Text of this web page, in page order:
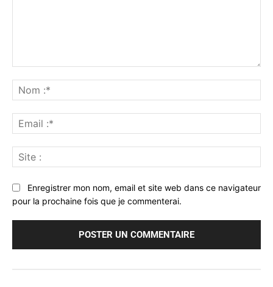
:*
:*
:
Enregistrer mon nom, email et site web dans ce navigateur
pour la prochaine fois que je commenterai.